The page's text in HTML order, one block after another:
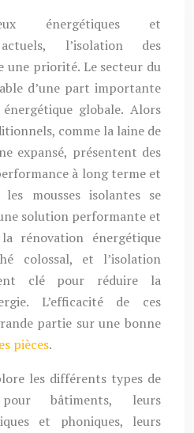
énergétiques et
l’isolation des
une priorité. Le secteur du
d’une part importante
globale. Alors
comme la laine de
expansé, présentent des
à long terme et
les mousses isolantes se
solution performante et
rénovation énergétique
colossal, et l’isolation
clé pour réduire la
L’efficacité de ces
partie sur une bonne
pièces.
les différents types de
bâtiments, leurs
et phoniques, leurs